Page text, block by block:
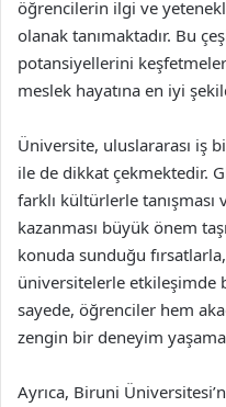
öğrencilerin ilgi ve
olanak tanımaktadır. Bu
potansiyellerini
meslek hayatına en iyi
Üniversite, uluslararası iş
ile de dikkat çekmektedir.
farklı kültürlerle tanışması
kazanması büyük önem
konuda sunduğu
üniversitelerle etkileşimde
sayede, öğrenciler hem
zengin bir deneyim
Ayrıca, Biruni